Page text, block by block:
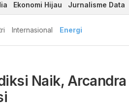
Ekonomi Hijau Jurnalisme Data
Internasional Energi
Naik, Arcandra